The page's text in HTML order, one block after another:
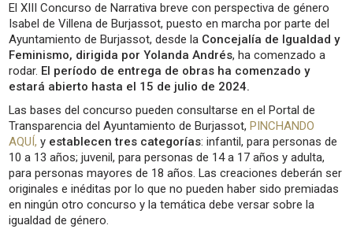
El XIII Concurso de Narrativa breve con perspectiva de género
Isabel de Villena de Burjassot, puesto en marcha por parte del
Ayuntamiento de Burjassot, desde la Concejalía de Igualdad y
Feminismo, dirigida por Yolanda Andrés, ha comenzado a
rodar. El período de entrega de obras ha comenzado y
estará abierto hasta el 15 de julio de 2024.
Las bases del concurso pueden consultarse en el Portal de
Transparencia del Ayuntamiento de Burjassot,PINCHANDO
AQUÍ, y establecen tres categorías: infantil, para personas de
10 a 13 años; juvenil, para personas de 14 a 17 años y adulta,
para personas mayores de 18 años. Las creaciones deberán ser
originales e inéditas por lo que no pueden haber sido premiadas
en ningún otro concurso y la temática debe versar sobre la
igualdad de género.